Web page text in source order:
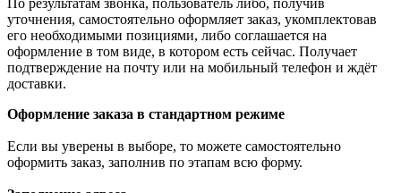
уточнения, самостоятельно оформляет заказ, укомплектовав
его необходимыми позициями, либо соглашается на
оформление в том виде, в котором есть сейчас. Получает
подтверждение на почту или на мобильный телефон и ждёт
доставки.
Оформление заказа в стандартном режиме
Если вы уверены в выборе, то можете самостоятельно
оформить заказ, заполнив по этапам всю форму.